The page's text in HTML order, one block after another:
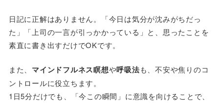
日記に正解はありません。「今日は気分が沈みがちだっ
た」「上司の一言が引っかかっている」と、思ったことを
素直に書き出すだけでOKです。
また、 マインドフルネス瞑想や呼吸法も、不安や焦りのコ
ントロールに役立ちます。
1日5分だけでも、「今この瞬間」に意識を向けることで、